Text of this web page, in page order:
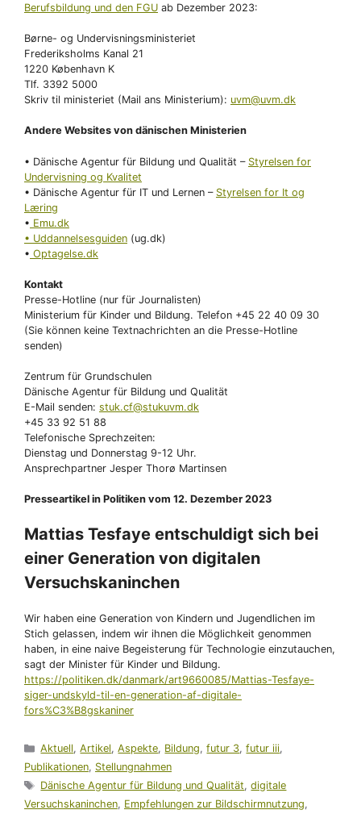
Berufsbildung und den FGU ab Dezember 2023:
Børne- og Undervisningsministeriet
Frederiksholms Kanal 21
1220 København K
Tlf. 3392 5000
Skriv til ministeriet (Mail ans Ministerium): uvm@uvm.dk
Andere Websites von dänischen Ministerien
• Dänische Agentur für Bildung und Qualität – Styrelsen for
Undervisning og Kvalitet
• Dänische Agentur für IT und Lernen – Styrelsen for It og
Læring
• Emu.dk
• Uddannelsesguiden (ug.dk)
• Optagelse.dk
Kontakt
Presse-Hotline (nur für Journalisten)
Ministerium für Kinder und Bildung. Telefon +45 22 40 09 30
(Sie können keine Textnachrichten an die Presse-Hotline
senden)
Zentrum für Grundschulen
Dänische Agentur für Bildung und Qualität
E-Mail senden: stuk.cf@stukuvm.dk
+45 33 92 51 88
Telefonische Sprechzeiten:
Dienstag und Donnerstag 9-12 Uhr.
Ansprechpartner Jesper Thorø Martinsen
Presseartikel in Politiken vom 12. Dezember 2023
Mattias Tesfaye entschuldigt sich bei
einer Generation von digitalen
Versuchskaninchen
Wir haben eine Generation von Kindern und Jugendlichen im
Stich gelassen, indem wir ihnen die Möglichkeit genommen
haben, in eine naive Begeisterung für Technologie einzutauchen,
sagt der Minister für Kinder und Bildung.
https://politiken.dk/danmark/art9660085/Mattias-Tesfaye-
siger-undskyld-til-en-generation-af-digitale-
fors%C3%B8gskaniner
Kategorien
Aktuell,Artikel,Aspekte, Bildung,futur 3,futur iii,
Publikationen, Stellungnahmen
Schlagwörter
Dänische Agentur für Bildung und Qualität,digitale
Versuchskaninchen, Empfehlungen zur Bildschirmnutzung,